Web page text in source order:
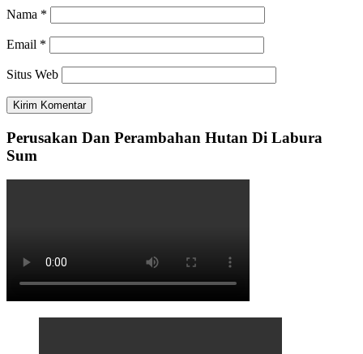
Nama *
Email *
Situs Web
Perusakan Dan Perambahan Hutan Di Labura
Sum